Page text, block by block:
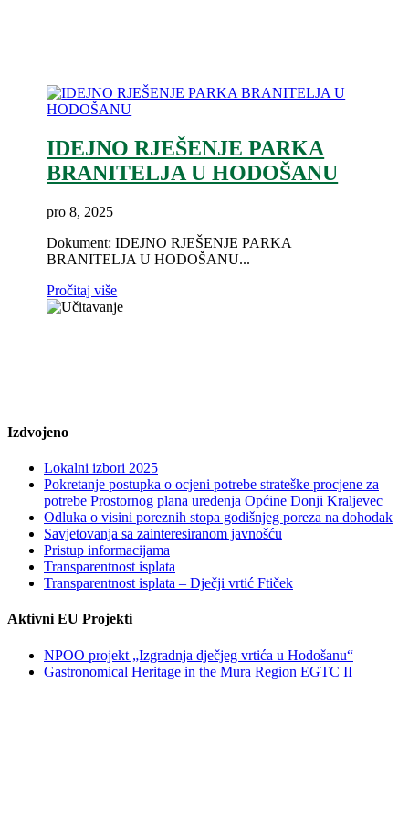
IDEJNO RJEŠENJE PARKA
BRANITELJA U HODOŠANU
pro 8, 2025
Dokument: IDEJNO RJEŠENJE PARKA
BRANITELJA U HODOŠANU...
Pročitaj više
Izdvojeno
Lokalni izbori 2025
Pokretanje postupka o ocjeni potrebe strateške procjene za
potrebe Prostornog plana uređenja Općine Donji Kraljevec
Odluka o visini poreznih stopa godišnjeg poreza na dohodak
Savjetovanja sa zainteresiranom javnošću
Pristup informacijama
Transparentnost isplata
Transparentnost isplata – Dječji vrtić Ftiček
Aktivni EU Projekti
NPOO projekt „Izgradnja dječjeg vrtića u Hodošanu“
Gastronomical Heritage in the Mura Region EGTC II